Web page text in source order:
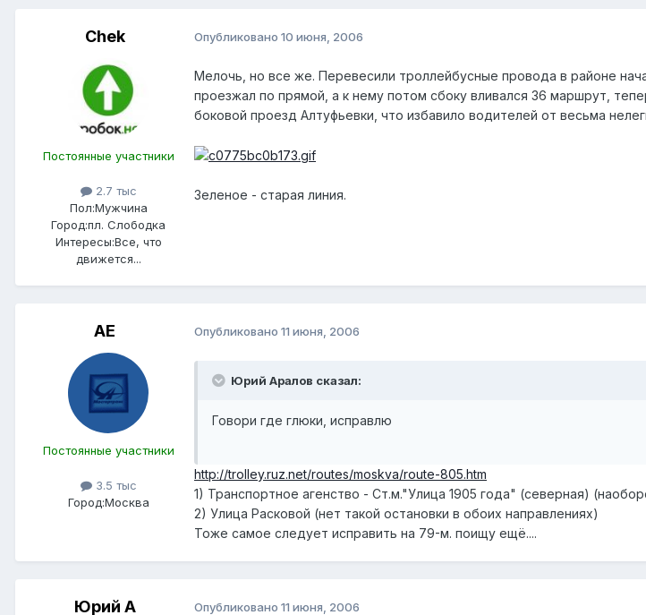
Chek
Постоянные участники
2.7 тыс
Пол:Мужчина
Город:пл. Слободка
Интересы:Все, что
движется...
Опубликовано 10 июня, 2006
Мелочь, но все же. Перевесили троллейбусные провода в районе
проезжал по прямой, а к нему потом сбоку вливался 36 маршрут,
боковой проезд Алтуфьевки, что избавило водителей от весьма
Зеленое - старая линия.
АЕ
Постоянные участники
3.5 тыс
Город:Москва
Опубликовано 11 июня, 2006
Юрий Аралов сказал:
Говори где глюки, исправлю
http://trolley.ruz.net/routes/moskva/route-805.htm
1) Транспортное агенство - Ст.м."Улица 1905 года" (северная)
2) Улица Расковой (нет такой остановки в обоих направлениях)
Тоже самое следует исправить на 79-м. поищу ещё....
Юрий А Опубликовано 11 июня, 2006